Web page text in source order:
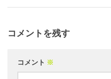
コメントを残す
コメント ※